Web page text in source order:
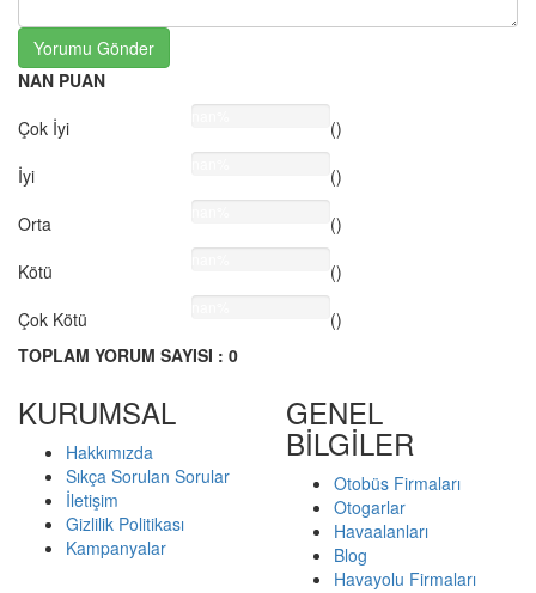
Yorumu Gönder
NAN PUAN
Çok İyi
()
İyi
()
Orta
()
Kötü
()
Çok Kötü
()
TOPLAM YORUM SAYISI : 0
KURUMSAL
Hakkımızda
Sıkça Sorulan Sorular
İletişim
Gizlilik Politikası
Kampanyalar
GENEL
BİLGİLER
Otobüs Firmaları
Otogarlar
Havaalanları
Blog
Havayolu Firmaları